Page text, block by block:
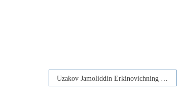
Uzakov Jamoliddin Erkinovichning san’atshunoslik fanlari bo‘yicha falsafa doktori (PhD) dissertatsiya ishi himoyasi to‘g‘risida